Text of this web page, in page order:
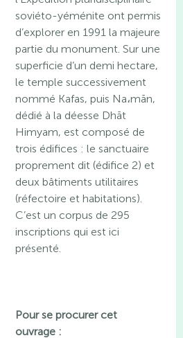
soviéto-yéménite ont permis
d’explorer en 1991 la majeure
partie du monument. Sur une
superficie d’un demi hectare,
le temple successivement
nommé Kafas, puis Na،mān,
dédié à la déesse Dhāt
Himyam, est composé de
trois édifices : le sanctuaire
proprement dit (édifice 2) et
deux bâtiments utilitaires
(réfectoire et habitations).
C’est un corpus de 295
inscriptions qui est ici
présenté.
Pour se procurer cet
ouvrage :